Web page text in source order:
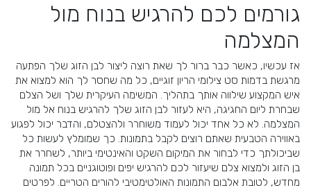
גורמים לכם להרגיש בנוח מול
המצלמה
אז עכשיו, כאשר כבר ברור לך שאת רוצה ליצור לבן הזוג שלך הפתעה
מרגשת בדמות סט צילומי הריון זוגיים, כל מה שחסר לך הוא למצוא את
איש המקצוע שילווה אותך בתהליך. המשימה העיקרית שלך ושל הצלם
שבחרת ליום החגיגה, היא לעזור לבן הזוג שלך להרגיש בנוח אל מול
המצלמה. לא כל אחד יכול לעמוד משוחרר ולהצטלם, והדבר יכול לפגוע
באווירה הטבעית שאתם רוצים לקבל בתמונות. כך שמומלץ לעשות כל
שביכולתך כדי לבחור את המיקום השקט והאינטימי ביותר, לשחרר את
בן הזוג ולמצוא צלם שיעזור לכם להרגיש יפים ופוטוגניים בכל תמונה
מחדש, לטובת אלבום התמונות האולטימטיבי להורים הטריים. לפרטים